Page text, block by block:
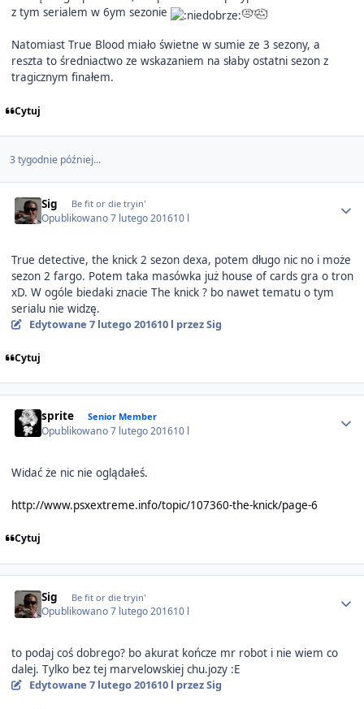
z tym serialem w 6ym sezonie
Natomiast True Blood miało świetne w sumie ze 3 sezony, a
reszta to średniactwo ze wskazaniem na słaby ostatni sezon z
tragicznym finałem.
Cytuj
3 tygodnie później...
Sig Be fit or die tryin'
Opublikowano7 lutego 201610 l
True detective, the knick 2 sezon dexa, potem długo nic no i może
sezon 2 fargo. Potem taka masówka już house of cards gra o tron
xD. W ogóle biedaki znacie The knick ? bo nawet tematu o tym
serialu nie widzę.
Edytowane 7 lutego 201610 l przez Sig
Cytuj
sprite Senior Member
Opublikowano7 lutego 201610 l
Widać że nic nie oglądałeś.
http://www.psxextreme.info/topic/107360-the-knick/page-6
Cytuj
Sig Be fit or die tryin'
Opublikowano7 lutego 201610 l
to podaj coś dobrego? bo akurat kończe mr robot i nie wiem co
dalej. Tylko bez tej marvelowskiej chu.jozy :E
Edytowane 7 lutego 201610 l przez Sig